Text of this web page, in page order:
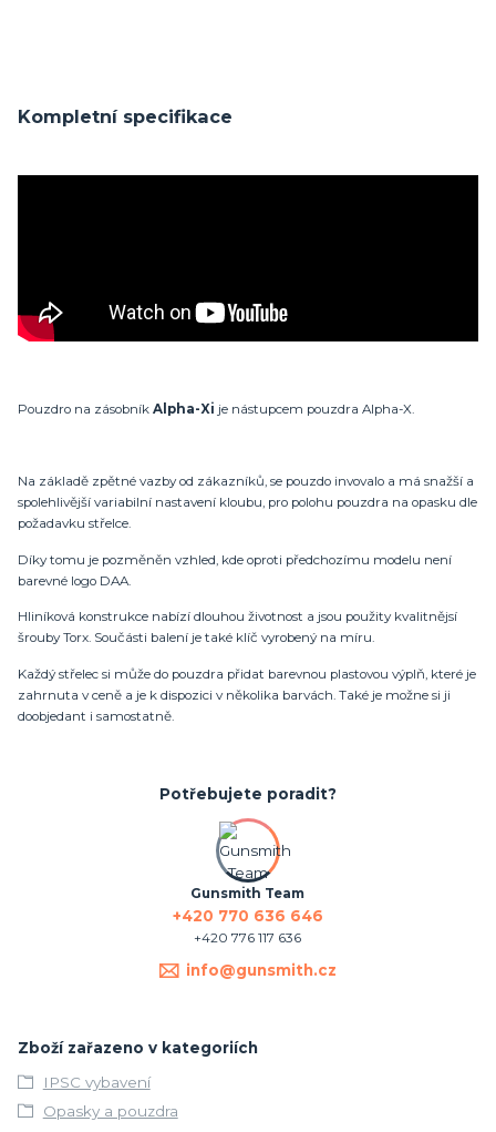
Kompletní specifikace
Pouzdro na zásobník Alpha-Xi je nástupcem pouzdra Alpha-X.
Na základě zpětné vazby od zákazníků, se pouzdo invovalo a má snažší a
spolehlivější variabilní nastavení kloubu, pro polohu pouzdra na opasku dle
požadavku střelce.
Díky tomu je pozměněn vzhled, kde oproti předchozímu modelu není
barevné logo DAA.
Hliníková konstrukce nabízí dlouhou životnost a jsou použity kvalitnějsí
šrouby Torx. Součásti balení je také klíč vyrobený na míru.
Každý střelec si může do pouzdra přidat barevnou plastovou výplň, které je
zahrnuta v ceně a je k dispozici v několika barvách. Také je možne si ji
doobjedant i samostatně.
Potřebujete poradit?
Gunsmith Team
+420 770 636 646
+420 776 117 636
info@gunsmith.cz
Zboží zařazeno v kategoriích
IPSC vybavení
Opasky a pouzdra